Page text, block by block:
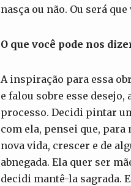
nasça ou não. Ou será
O que você pode nos
A inspiração para essa
e falou sobre esse
processo. Decidi pintar
com ela, pensei que, para
nova vida, crescer e de
abnegada. Ela quer ser
decidi mantê-la sagrada.